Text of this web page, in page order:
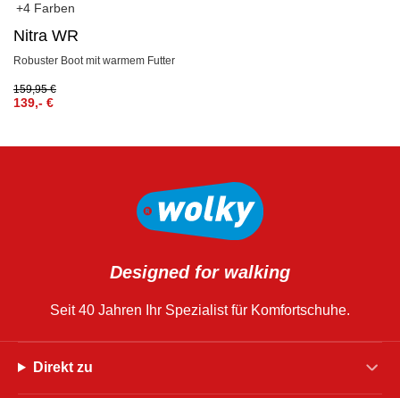
+4 Farben
Nitra WR
Robuster Boot mit warmem Futter
159,95€
139,- €
Designed for walking
Seit 40 Jahren Ihr Spezialist für Komfortschuhe.
Direkt zu